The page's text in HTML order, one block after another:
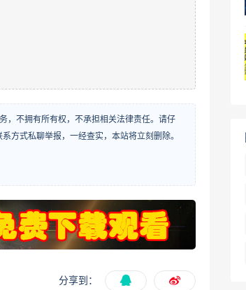
，不拥有所有权，不承担相关法律责任。请仔
方式私聊举报，一经查实，本站将立刻删除。
分享到：